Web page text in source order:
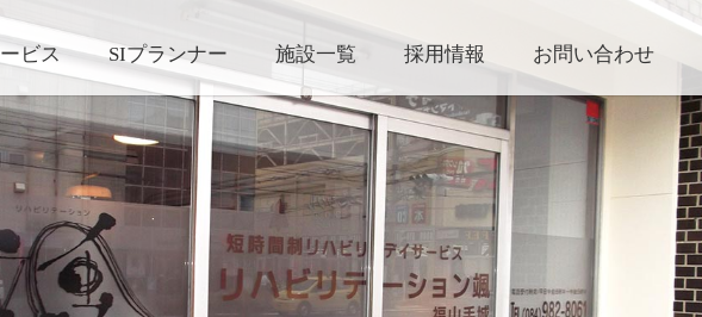
ビス SIプランナー 施設一覧 採用情報 お問い合わせ